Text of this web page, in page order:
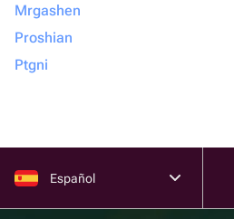
Mrgashen
Proshian
Ptgni
Español